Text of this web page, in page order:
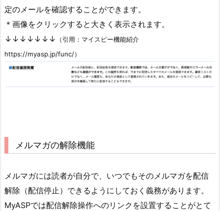
定のメールを確認することができます。
＊画像をクリックすると大きく表示されます。
↓↓↓↓↓↓↓
（引用：マイスピー機能紹介
https://myasp.jp/func/）
メルマガの解除機能
メルマガには読者が自分で、いつでもそのメルマガを配信
解除（配信停止）できるようにしておく義務があります。
MyASPでは配信解除操作へのリンクを設置することがとて